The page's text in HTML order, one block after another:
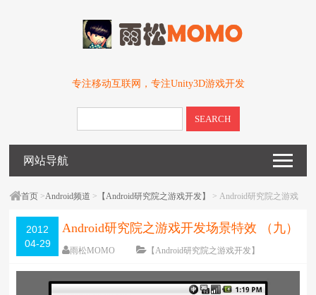
专注移动互联网，专注Unity3D游戏开发
SEARCH
网站导航
首页 >Android频道 > 【Android研究院之游戏开发】
> Android研究院之游戏
2012
04-29
Android研究院之游戏开发场景特效 （九）
雨松MOMO
【Android研究院之游戏开发】
围观12092次
5 条评论
编辑日期：2012-08-08 字体：大中小